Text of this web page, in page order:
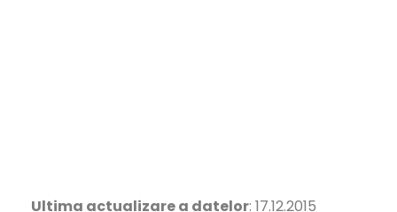
Ultima actualizare a datelor: 17.12.2015